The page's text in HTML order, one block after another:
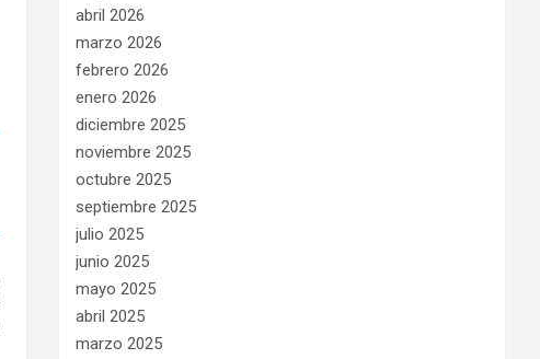
abril 2026
marzo 2026
febrero 2026
enero 2026
diciembre 2025
noviembre 2025
octubre 2025
septiembre 2025
julio 2025
junio 2025
mayo 2025
abril 2025
marzo 2025